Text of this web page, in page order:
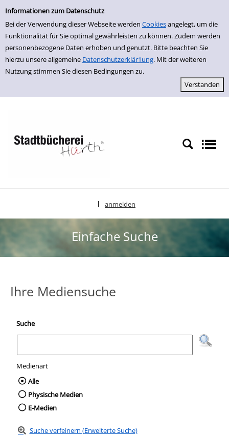
Einfache Suche
Informationen zum Datenschutz
Bei der Verwendung dieser Webseite werden Cookiesangelegt, um die
Funktionalität für Sie optimal gewährleisten zu können. Zudem werden
personenbezogene Daten erhoben und genutzt. Bitte beachten Sie
hierzu unsere allgemeine Datenschutzerklär1ung. Mit der weiteren
Nutzung stimmen Sie diesen Bedingungen zu.
zur Navigation springen
zum Inhalt springen
Zu den Suchfiltern springen
Zur Trefferliste springen
anmelden
Einfache Suche
Ihre Mediensuche
Suche
Medienart
Wählen Sie die Medienart nach der Sie
Alle
Physische Medien
E-Medien
Suche verfeinern (Erweiterte Suche)